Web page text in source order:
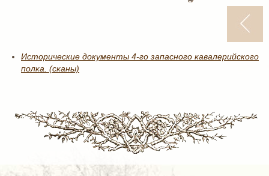
Исторические документы 4-го запасного кавалерийского
полка. (сканы)